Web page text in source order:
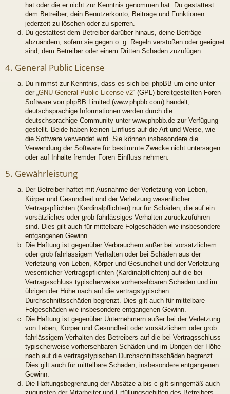
hat oder die er nicht zur Kenntnis genommen hat. Du gestattest
dem Betreiber, dein Benutzerkonto, Beiträge und Funktionen
jederzeit zu löschen oder zu sperren.
Du gestattest dem Betreiber darüber hinaus, deine Beiträge
abzuändern, sofern sie gegen o. g. Regeln verstoßen oder geeignet
sind, dem Betreiber oder einem Dritten Schaden zuzufügen.
4. General Public License
Du nimmst zur Kenntnis, dass es sich bei phpBB um eine unter
der „ GNU General Public License v2“ (GPL) bereitgestellten Foren-
Software von phpBB Limited (www.phpbb.com) handelt;
deutschsprachige Informationen werden durch die
deutschsprachige Community unter www.phpbb.de zur Verfügung
gestellt. Beide haben keinen Einfluss auf die Art und Weise, wie
die Software verwendet wird. Sie können insbesondere die
Verwendung der Software für bestimmte Zwecke nicht untersagen
oder auf Inhalte fremder Foren Einfluss nehmen.
5. Gewährleistung
Der Betreiber haftet mit Ausnahme der Verletzung von Leben,
Körper und Gesundheit und der Verletzung wesentlicher
Vertragspflichten (Kardinalpflichten) nur für Schäden, die auf ein
vorsätzliches oder grob fahrlässiges Verhalten zurückzuführen
sind. Dies gilt auch für mittelbare Folgeschäden wie insbesondere
entgangenen Gewinn.
Die Haftung ist gegenüber Verbrauchern außer bei vorsätzlichem
oder grob fahrlässigem Verhalten oder bei Schäden aus der
Verletzung von Leben, Körper und Gesundheit und der Verletzung
wesentlicher Vertragspflichten (Kardinalpflichten) auf die bei
Vertragsschluss typischerweise vorhersehbaren Schäden und im
übrigen der Höhe nach auf die vertragstypischen
Durchschnittsschäden begrenzt. Dies gilt auch für mittelbare
Folgeschäden wie insbesondere entgangenen Gewinn.
Die Haftung ist gegenüber Unternehmern außer bei der Verletzung
von Leben, Körper und Gesundheit oder vorsätzlichem oder grob
fahrlässigem Verhalten des Betreibers auf die bei Vertragsschluss
typischerweise vorhersehbaren Schäden und im Übrigen der Höhe
nach auf die vertragstypischen Durchschnittsschäden begrenzt.
Dies gilt auch für mittelbare Schäden, insbesondere entgangenen
Gewinn.
Die Haftungsbegrenzung der Absätze a bis c gilt sinngemäß auch